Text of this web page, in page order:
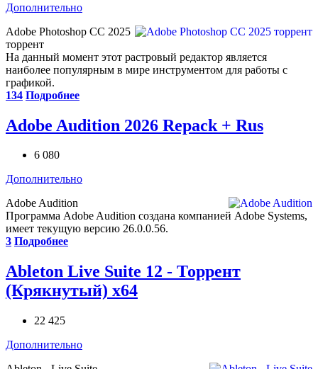
Дополнительно
Adobe Photoshop CC 2025
торрент
На данный момент этот растровый редактор является
наиболее популярным в мире инструментом для работы с
графикой.
134 Подробнее
Adobe Audition 2026 Repack + Rus
6 080
Дополнительно
Adobe Audition
Программа Adobe Audition создана компанией Adobe Systems,
имеет текущую версию 26.0.0.56.
3 Подробнее
Ableton Live Suite 12 - Торрент
(Крякнутый) x64
22 425
Дополнительно